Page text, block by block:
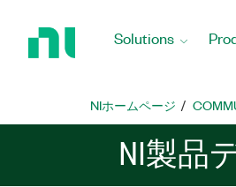
Home
Solutions
NIホームページ
NI製品